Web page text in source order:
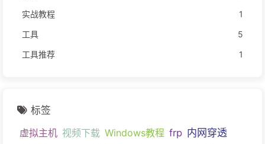
实战教程
1
工具
5
工具推荐
1
标签
虚拟主机 视频下载 Windows教程 frp 内网穿透